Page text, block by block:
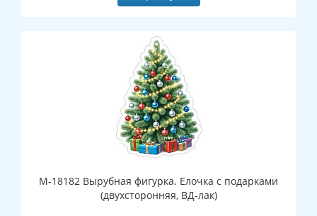
М-18182 Вырубная фигурка. Елочка с подарками
(двухсторонняя, ВД-лак)